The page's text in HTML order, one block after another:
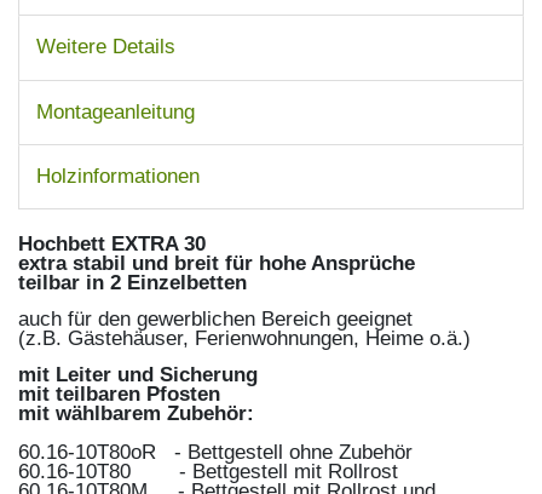
Weitere Details
Montageanleitung
Holzinformationen
Hochbett EXTRA 30
extra stabil und breit für hohe Ansprüche
teilbar in 2 Einzelbetten
auch für den gewerblichen Bereich geeignet
(z.B. Gästehäuser, Ferienwohnungen, Heime o.ä.)
mit Leiter und Sicherung
mit teilbaren Pfosten
mit wählbarem Zubehör:
60.16-10T80oR - Bettgestell ohne Zubehör
60.16-10T80 - Bettgestell mit Rollrost